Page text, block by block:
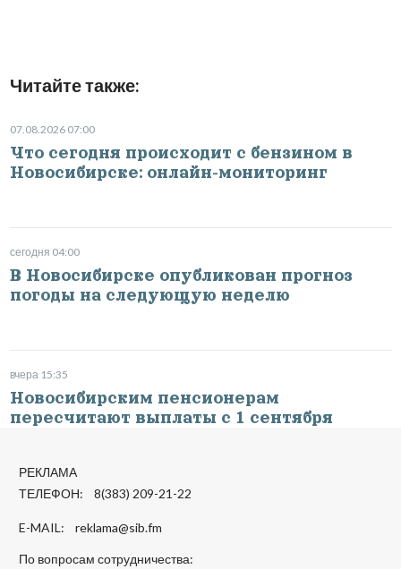
Читайте также:
07.08.2026 07:00
Что сегодня происходит с бензином в
Новосибирске: онлайн-мониторинг
сегодня 04:00
В Новосибирске опубликован прогноз
погоды на следующую неделю
вчера 15:35
Новосибирским пенсионерам
пересчитают выплаты с 1 сентября
РЕКЛАМА
ТЕЛЕФОН: 8(383) 209-21-22
E-MAIL: reklama@sib.fm
По вопросам сотрудничества: